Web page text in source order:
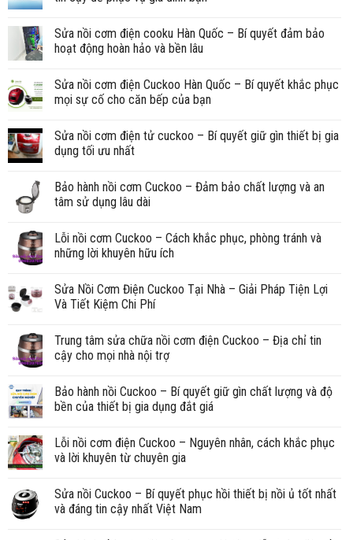
Sửa nồi cơm điện cooku Hàn Quốc – Bí quyết đảm bảo
hoạt động hoàn hảo và bền lâu
Sửa nồi cơm điện Cuckoo Hàn Quốc – Bí quyết khắc phục
mọi sự cố cho căn bếp của bạn
Sửa nồi cơm điện tử cuckoo – Bí quyết giữ gìn thiết bị gia
dụng tối ưu nhất
Bảo hành nồi cơm Cuckoo – Đảm bảo chất lượng và an
tâm sử dụng lâu dài
Lỗi nồi cơm Cuckoo – Cách khắc phục, phòng tránh và
những lời khuyên hữu ích
Sửa Nồi Cơm Điện Cuckoo Tại Nhà – Giải Pháp Tiện Lợi
Và Tiết Kiệm Chi Phí
Trung tâm sửa chữa nồi cơm điện Cuckoo – Địa chỉ tin
cậy cho mọi nhà nội trợ
Bảo hành nồi Cuckoo – Bí quyết giữ gìn chất lượng và độ
bền của thiết bị gia dụng đắt giá
Lỗi nồi cơm điện Cuckoo – Nguyên nhân, cách khắc phục
và lời khuyên từ chuyên gia
Sửa nồi Cuckoo – Bí quyết phục hồi thiết bị nồi ủ tốt nhất
và đáng tin cậy nhất Việt Nam